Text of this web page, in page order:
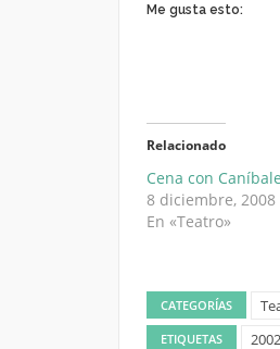
Me gusta esto:
Relacionado
Cena con
8 diciembre, 2008
En «Teatro»
CATEGORÍAS
ETIQUETAS 2002